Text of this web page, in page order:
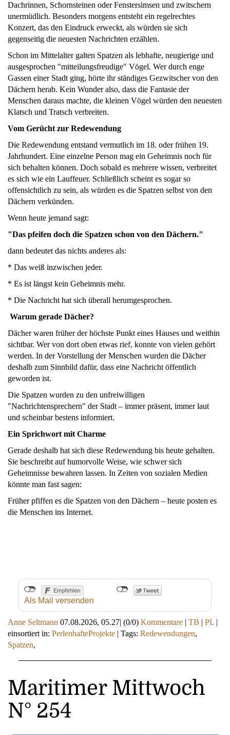
Dachrinnen, Schornsteinen oder Fenstersimsen und zwitschern
unermüdlich. Besonders morgens entsteht ein regelrechtes
Konzert, das den Eindruck erweckt, als würden sie sich
gegenseitig die neuesten Nachrichten erzählen.
Schon im Mittelalter galten Spatzen als lebhafte, neugierige und
ausgesprochen "mitteilungsfreudige" Vögel. Wer durch enge
Gassen einer Stadt ging, hörte ihr ständiges Gezwitscher von den
Dächern herab. Kein Wunder also, dass die Fantasie der
Menschen daraus machte, die kleinen Vögel würden den neuesten
Klatsch und Tratsch verbreiten.
Vom Gerücht zur Redewendung
Die Redewendung entstand vermutlich im 18. oder frühen 19.
Jahrhundert. Eine einzelne Person mag ein Geheimnis noch für
sich behalten können. Doch sobald es mehrere wissen, verbreitet
es sich wie ein Lauffeuer. Schließlich scheint es sogar so
offensichtlich zu sein, als würden es die Spatzen selbst von den
Dächern verkünden.
Wenn heute jemand sagt:
"Das pfeifen doch die Spatzen schon von den Dächern."
dann bedeutet das nichts anderes als:
* Das weiß inzwischen jeder.
* Es ist längst kein Geheimnis mehr.
* Die Nachricht hat sich überall herumgesprochen.
Warum gerade Dächer?
Dächer waren früher der höchste Punkt eines Hauses und weithin
sichtbar. Wer von dort oben etwas rief, konnte von vielen gehört
werden. In der Vorstellung der Menschen wurden die Dächer
deshalb zum Sinnbild dafür, dass eine Nachricht öffentlich
geworden ist.
Die Spatzen wurden zu den unfreiwilligen
"Nachrichtensprechern" der Stadt – immer präsent, immer laut
und scheinbar bestens informiert.
Ein Sprichwort mit Charme
Gerade deshalb hat sich diese Redewendung bis heute gehalten.
Sie beschreibt auf humorvolle Weise, wie schwer sich
Geheimnisse bewahren lassen. In Zeiten von sozialen Medien
könnte man fast sagen:
Früher pfiffen es die Spatzen von den Dächern – heute posten es
die Menschen ins Internet.
Als Mail versenden
Anne Seltmann 07.08.2026, 05.27| (0/0) Kommentare | TB | PL |
einsortiert in: PerlenhafteProjekte | Tags: Redewendungen,
Spatzen,
Maritimer Mittwoch
N° 254